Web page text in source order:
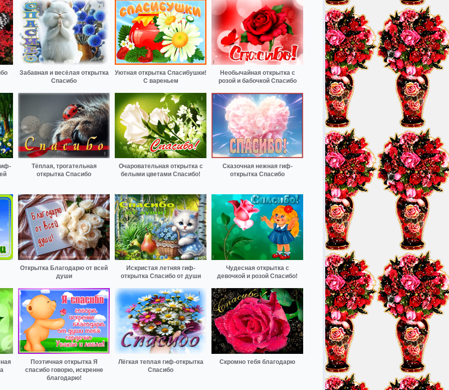
Забавная и весёлая открытка
Спасибо
Уютная открытка Спасибушки!
С вареньем
Необычайная открытка с
розой и бабочкой Спасибо
Тёплая, трогательная
открытка Спасибо
Очаровательная открытка с
белыми цветами Спасибо!
Сказочная нежная гиф-
открытка Спасибо
Открытка Благодарю от всей
души
Искристая летняя гиф-
открытка Спасибо от души
Чудесная открытка с
девочкой и розой Спасибо!
Поэтичная открытка Я
спасибо говорю, искренне
благодарю!
Лёгкая теплая гиф-открытка
Спасибо
Скромно тебя благодарю